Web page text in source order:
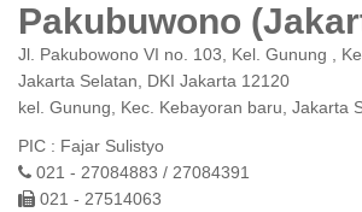
Pakubuwono
Jl. Pakubowono VI no. 103, Kel. Gunung ,
Jakarta Selatan, DKI Jakarta 12120
kel. Gunung, Kec. Kebayoran baru, Jakarta
PIC : Fajar Sulistyo
021 - 27084883 / 27084391
021 - 27514063